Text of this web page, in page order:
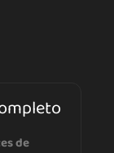
de